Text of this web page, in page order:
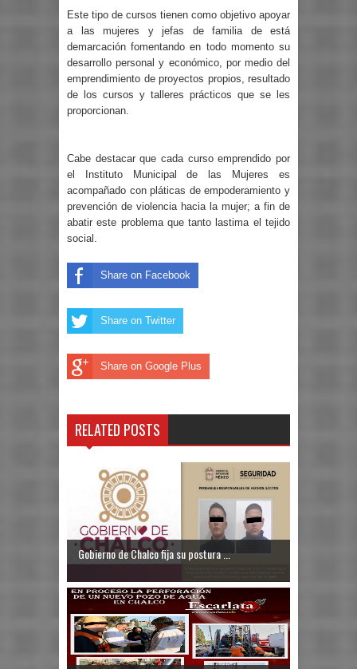
Este tipo de cursos tienen como objetivo apoyar
a las mujeres y jefas de familia de está
demarcación fomentando en todo momento su
desarrollo personal y económico, por medio del
emprendimiento de proyectos propios, resultado
de los cursos y talleres prácticos que se les
proporcionan.
Cabe destacar que cada curso emprendido por
el Instituto Municipal de las Mujeres es
acompañado con pláticas de empoderamiento y
prevención de violencia hacia la mujer; a fin de
abatir este problema que tanto lastima el tejido
social.
Share on Facebook
Share on Twitter
Share on Google Plus
RELATED POSTS
Gobierno de Chalco fija su postura ...